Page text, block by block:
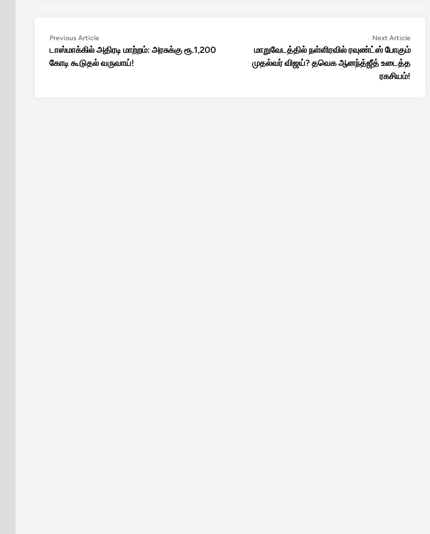
Post
navigation
Previous ArticlePrevious
article:
டாஸ்மாக்கில் அதிரடி மாற்றம்: அரசுக்கு ரூ.1,200
கோடி கூடுதல் வருவாய்!
Next ArticleNext
article:
மாறுவேடத்தில் நள்ளிரவில் ரவுண்ட்ஸ் போகும்
முதல்வர் விஜய்? தவெக ஆனந்த்ஜீத் உடைத்த
ரகசியம்!